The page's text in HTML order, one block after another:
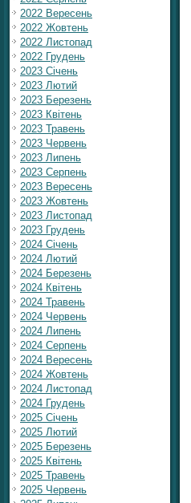
2022 Вересень
2022 Жовтень
2022 Листопад
2022 Грудень
2023 Січень
2023 Лютий
2023 Березень
2023 Квітень
2023 Травень
2023 Червень
2023 Липень
2023 Серпень
2023 Вересень
2023 Жовтень
2023 Листопад
2023 Грудень
2024 Січень
2024 Лютий
2024 Березень
2024 Квітень
2024 Травень
2024 Червень
2024 Липень
2024 Серпень
2024 Вересень
2024 Жовтень
2024 Листопад
2024 Грудень
2025 Січень
2025 Лютий
2025 Березень
2025 Квітень
2025 Травень
2025 Червень